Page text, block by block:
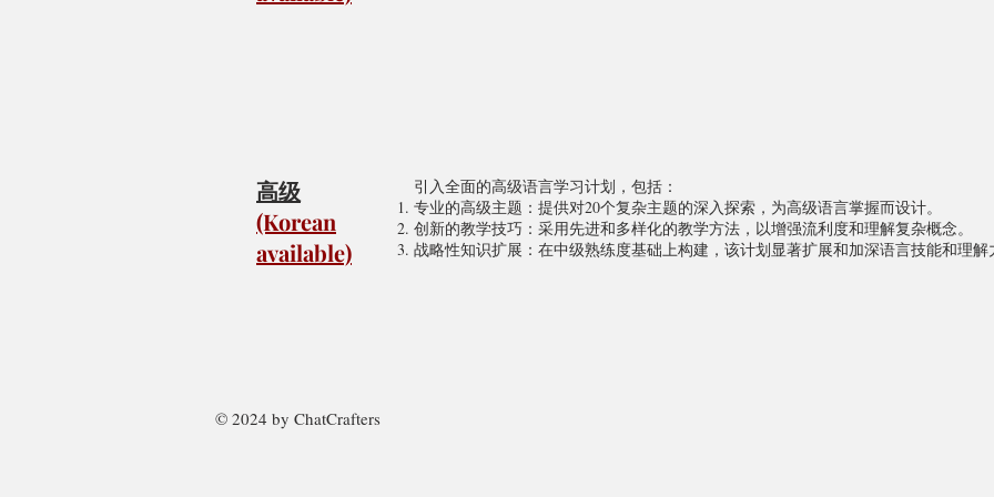
高级
(Korean
available)
引入全面的高级语言学习计划，包括：
专业的高级主题：提供对20个复杂主题的深入探索，为高级语言掌握而设计。
创新的教学技巧：采用先进和多样化的教学方法，以增强流利度和理解复杂概念。
战略性知识扩展：在中级熟练度基础上构建，该计划显著扩展和加深语言技能和理解
© 2024 by ChatCrafters